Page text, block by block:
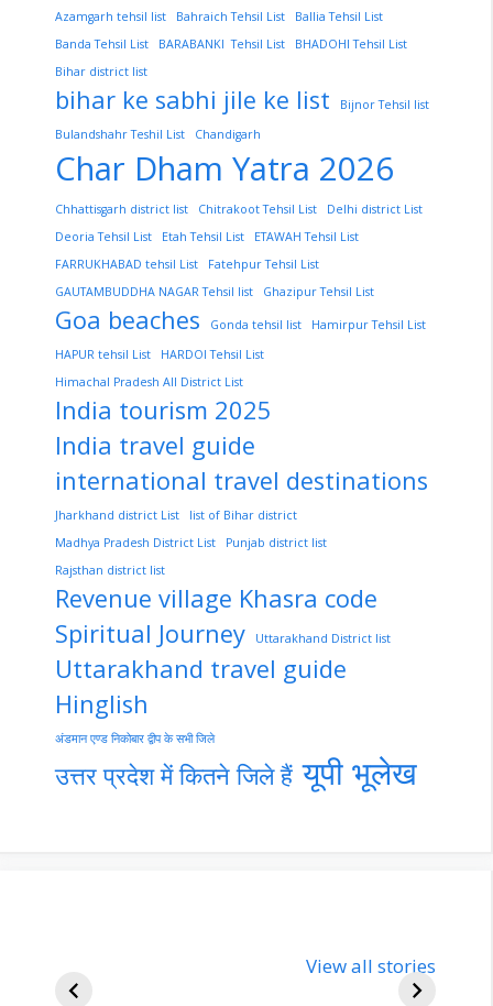
Azamgarh tehsil list
Bahraich Tehsil List
Ballia Tehsil List
Banda Tehsil List
BARABANKI Tehsil List
BHADOHI Tehsil List
Bihar district list
bihar ke sabhi jile ke list
Bijnor Tehsil list
Bulandshahr Teshil List
Chandigarh
Char Dham Yatra 2026
Chhattisgarh district list Chitrakoot Tehsil List
Delhi district List
Deoria Tehsil List
Etah Tehsil List
ETAWAH Tehsil List
FARRUKHABAD tehsil List
Fatehpur Tehsil List
GAUTAMBUDDHA NAGAR Tehsil list
Ghazipur Tehsil List
Goa beaches Gonda tehsil list
Hamirpur Tehsil List
HAPUR tehsil List
HARDOI Tehsil List
Himachal Pradesh All District List
India tourism 2025
India travel guide
international travel destinations
Jharkhand district List
list of Bihar district
Madhya Pradesh District List
Punjab district list
Rajsthan district list
Revenue village Khasra code
Spiritual Journey
Uttarakhand District list
Uttarakhand travel guide
Hinglish
अंडमान एण्ड निकोबार द्वीप के सभी जिले
उत्तर प्रदेश में कितने जिले हैं यूपी भूलेख
bjp-india-
about
View all stories